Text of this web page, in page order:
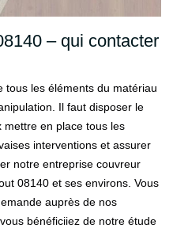
– qui contacter
tous les éléments du matériau
Il faut disposer le
en place tous les
interventions et assurer
notre entreprise couvreur
08140 et ses environs. Vous
auprès de nos
bénéficiiez de notre étude